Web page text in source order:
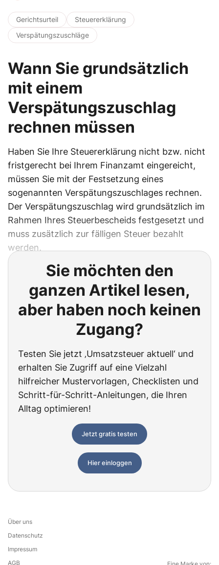
Gerichtsurteil
Steuererklärung
Verspätungszuschläge
Wann Sie grundsätzlich
mit einem
Verspätungszuschlag
rechnen müssen
Haben Sie Ihre Steuererklärung nicht bzw. nicht
fristgerecht bei Ihrem Finanzamt eingereicht,
müssen Sie mit der Festsetzung eines
sogenannten Verspätungszuschlages rechnen.
Der Verspätungszuschlag wird grundsätzlich im
Rahmen Ihres Steuerbescheids festgesetzt und
muss zusätzlich zur fälligen Steuer bezahlt
werden.
Sie möchten den
ganzen Artikel lesen,
aber haben noch keinen
Zugang?
Testen Sie jetzt ‚Umsatzsteuer aktuell‘ und
erhalten Sie Zugriff auf eine Vielzahl
hilfreicher Mustervorlagen, Checklisten und
Schritt-für-Schritt-Anleitungen, die Ihren
Alltag optimieren!
Jetzt gratis testen
Hier einloggen
Über uns
Datenschutz
Impressum
AGB